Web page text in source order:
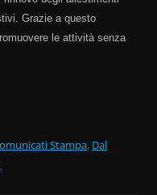
Grazie a questo
le attività senza
Stampa, Dal
.